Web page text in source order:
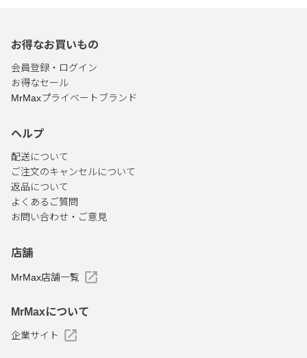
お得なお買いもの
会員登録・ログイン
お得なセール
MrMaxプライベートブランド
ヘルプ
配送について
ご注文のキャンセルについて
返品について
よくあるご質問
お問い合わせ・ご意見
店舗
MrMax店舗一覧
MrMaxについて
企業サイト